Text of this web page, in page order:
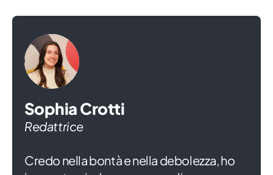
Sophia Crotti
Redattrice
Credo nella bontà e nella debolezza, ho